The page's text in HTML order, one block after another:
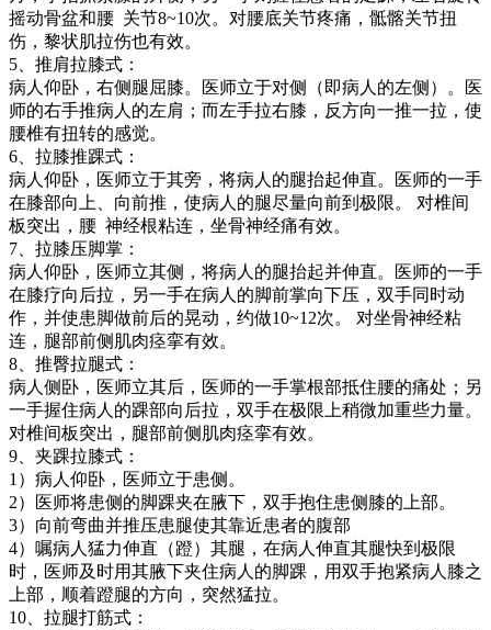
摇动骨盆和腰 关节8~10次。对腰底关节疼痛，骶髂关节扭
伤，黎状肌拉伤也有效。
5、推肩拉膝式：
病人仰卧，右侧腿屈膝。医师立于对侧（即病人的左侧）。医
师的右手推病人的左肩；而左手拉右膝，反方向一推一拉，使
腰椎有扭转的感觉。
6、拉膝推踝式：
病人仰卧，医师立于其旁，将病人的腿抬起伸直。医师的一手
在膝部向上、向前推，使病人的腿尽量向前到极限。 对椎间
板突出，腰 神经根粘连，坐骨神经痛有效。
7、拉膝压脚掌：
病人仰卧，医师立其侧，将病人的腿抬起并伸直。医师的一手
在膝疗向后拉，另一手在病人的脚前掌向下压，双手同时动
作，并使患脚做前后的晃动，约做10~12次。 对坐骨神经粘
连，腿部前侧肌肉痉挛有效。
8、推臀拉腿式：
病人侧卧，医师立其后，医师的一手掌根部抵住腰的痛处；另
一手握住病人的踝部向后拉，双手在极限上稍微加重些力量。
对椎间板突出，腿部前侧肌肉痉挛有效。
9、夹踝拉膝式：
1）病人仰卧，医师立于患侧。
2）医师将患侧的脚踝夹在腋下，双手抱住患侧膝的上部。
3）向前弯曲并推压患腿使其靠近患者的腹部
4）嘱病人猛力伸直（蹬）其腿，在病人伸直其腿快到极限
时，医师及时用其腋下夹住病人的脚踝，用双手抱紧病人膝之
上部，顺着蹬腿的方向，突然猛拉。
10、拉腿打筋式：